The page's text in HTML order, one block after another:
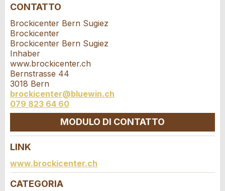
Nachricht
* Ingresso richiesto
A garanzia di qualità una copia di questa e-mail è
stata inviata a guidle
SCRIVI UN MESSAGGIO
Chiudi
Chiudi
Via e N° *:
CAP / Città *:
E-mail *:
Messaggio:
CONTATTO
Brockicenter Bern Sugiez
Brockicenter
Brockicenter Bern Sugiez
Inhaber
www.brockicenter.ch
Bernstrasse 44
3018 Bern
brockicenter@bluewin.ch
079 823 64 60
MODULO DI CONTATTO
Contatto
Scrivere un messaggio per tutte le persone da
LINK
www.brockicenter.ch
CATEGORIA